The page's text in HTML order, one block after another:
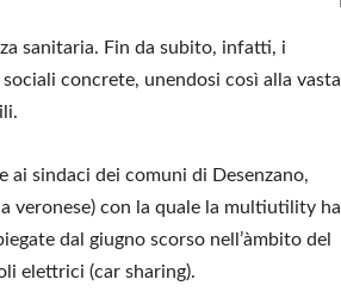
sanitaria. Fin da subito, infatti, i
concrete, unendosi così alla vasta
ai sindaci dei comuni di Desenzano,
veronese) con la quale la multiutility ha
dal giugno scorso nell’àmbito del
elettrici (car sharing).